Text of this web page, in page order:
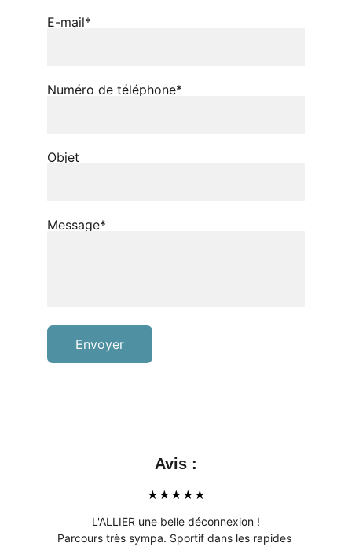
E-mail*
Numéro de téléphone*
Objet
Message*
Envoyer
L'ALLIER une belle déconnexion !
Parcours très sympa. Sportif dans les rapides
★★★★★
Avis :